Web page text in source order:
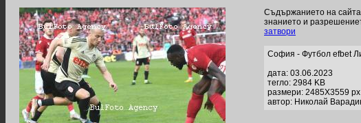
Съдържанието на сайта
знанието и
затвори
София - Футбол efbet
дата: 03.06.2023
тегло: 2984 KB
размери: 2485X3559 px
автор: Николай